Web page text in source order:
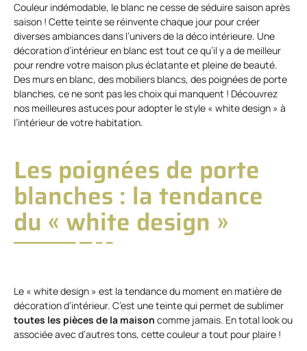
Couleur indémodable, le blanc ne cesse de séduire saison après
saison ! Cette teinte se réinvente chaque jour pour créer
diverses ambiances dans l’univers de la déco intérieure. Une
décoration d’intérieur en blanc est tout ce qu’il y a de meilleur
pour rendre votre maison plus éclatante et pleine de beauté.
Des murs en blanc, des mobiliers blancs, des poignées de porte
blanches, ce ne sont pas les choix qui manquent ! Découvrez
nos meilleures astuces pour adopter le style « white design » à
l’intérieur de votre habitation.
Les poignées de porte
blanches : la tendance
du « white design »
Le « white design » est la tendance du moment en matière de
décoration d’intérieur. C’est une teinte qui permet de sublimer
toutes les pièces de la maison comme jamais. En total look ou
associée avec d’autres tons, cette couleur a tout pour plaire !